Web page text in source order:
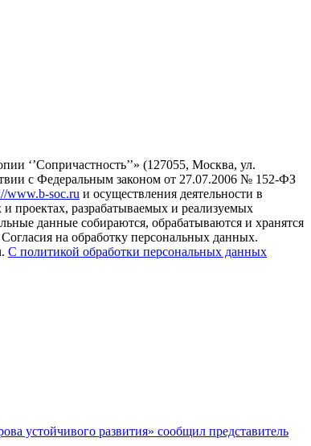
‘’Сопричастность’’» (127055, Москва, ул.
с Федеральным законом от 27.07.2006 № 152-ФЗ
www.b-soc.ru и осуществления деятельности в
проектах, разрабатываемых и реализуемых
данные собираются, обрабатываются и хранятся
на обработку персональных данных.
С политикой обработки персональных данных
устойчивого развития» сообщил представитель